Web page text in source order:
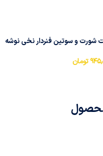
شورت و سوتین فنردار نخی نوشه
تومان